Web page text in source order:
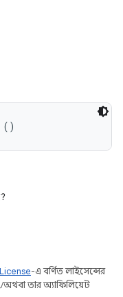
()
-এ বর্ণিত লাইসেন্সের
তার অ্যাফিলিয়েট